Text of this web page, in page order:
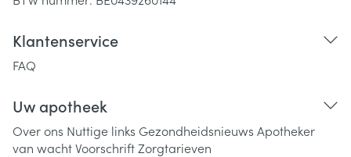
Klantenservice
FAQ
Uw apotheek
Over ons Nuttige links Gezondheidsnieuws Apotheker
van wachtVoorschriftZorgtarieven